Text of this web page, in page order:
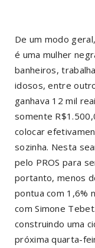
De um modo
é uma mulher
banheiros,
idosos, entre
ganhava 12 mil
somente
colocar
sozinha. Nesta
pelo PROS para
portanto, menos
pontua com 1,6%
com Simone
construindo uma
próxima quarta-